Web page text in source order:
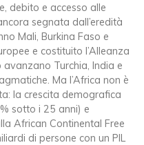
debito e accesso alle
segnata dall’eredità
Mali, Burkina Faso e
e costituito l’Alleanza
Turchia, India e
Ma l’Africa non è
la crescita demografica
sotto i 25 anni) e
African Continental Free
di persone con un PIL